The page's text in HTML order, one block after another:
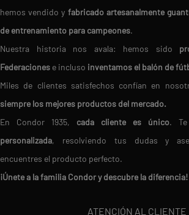
hemos vendido y fabricado artesanalmente
de entrenamiento para campeones.
Nuestra historia nos avala: hemos sido
Federaciones e incluso inventamos el balón de
Miles de clientes satisfechos confían en
siempre los mejores productos del mercado.
En Condor 1935, cada cliente es único. Te
personalizada, resolviendo tus dudas y
encuentres el producto perfecto.
¡Únete a la familia Condor y descubre la diferencia!
ATENCIÓN AL CLIENTE